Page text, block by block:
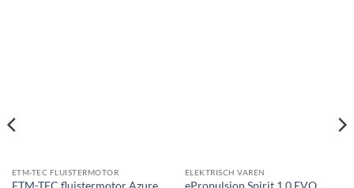
ETM-TEC FLUISTERMOTOR ELEKTRISCH VAREN